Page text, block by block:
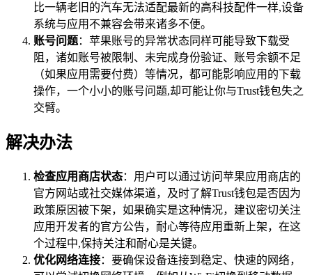
比一辆老旧的汽车无法适配最新的高科技配件一样,设备
系统与应用不兼容会带来诸多不便。
账号问题：苹果账号的异常状态同样可能导致下载受
阻，诸如账号被限制、未完成身份验证、账号余额不足
（如果应用需要付费）等情况，都可能影响应用的下载
操作，一个小小的账号问题,却可能让你与Trust钱包失之
交臂。
解决办法
检查应用商店状态：用户可以通过访问苹果应用商店的
官方网站或社交媒体渠道，及时了解Trust钱包是否因为
政策原因被下架，如果确实是这种情况，建议密切关注
应用开发者的官方公告，耐心等待应用重新上架，在这
个过程中,保持关注和耐心是关键。
优化网络连接：要确保设备连接到稳定、快速的网络，